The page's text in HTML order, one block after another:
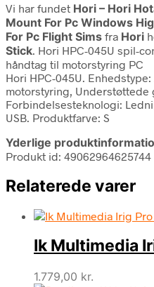
Vi har fundet Hori – Hori
Mount For Pc Windows
For Pc Flight Sims fra Hori
Stick. Hori HPC-045U spil-
håndtag til motorstyring PC
Hori HPC-045U.
motorstyring, Understøttede
Forbindelsesteknologi:
USB. Produktfarve: S
Yderlige
Produkt id: 49062964625744
Relaterede varer
Ik Multimedia
1.779,00 kr.